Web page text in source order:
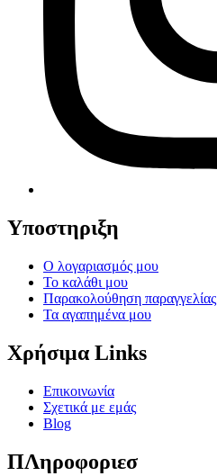
Υποστηριξη
Ο λογαριασμός μου
Το καλάθι μου
Παρακολούθηση παραγγελίας
Τα αγαπημένα μου
Χρήσιμα Links
Επικοινωνία
Σχετικά με εμάς
Blog
ΠΛηροφοριεσ